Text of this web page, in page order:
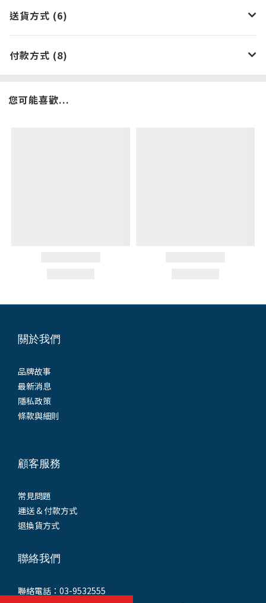
送貨方式 (6)
付款方式 (8)
您可能喜歡...
關於我們
品牌故事
最新消息
隱私政策
條款與細則
顧客服務
常見問題
運送 & 付款方式
退換貨方式
聯絡我們
聯絡電話：03-9532555